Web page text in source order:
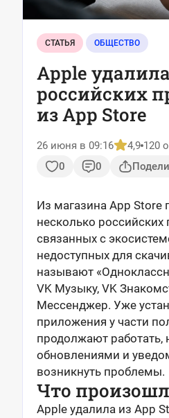
СТАТЬЯ ОБЩЕСТВО
Apple
российских
из App Store
26 июня в 09:16 4,9 120
0
0
Из магазина App Store
несколько
связанных с
недоступных для
называют
VK Музыку, VK
Мессенджер. Уже
приложения у части
продолжают работать,
обновлениями и
возникнуть проблемы.
Что
Apple удалила из App